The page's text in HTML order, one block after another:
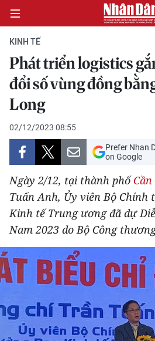
CHÍNH TRỊ
KINH TẾ
VĂN HÓA
XÃ HỘI
PHÁP LUẬT
DU LỊCH
THẾ GIỚI
THỂ THAO
GIÁO DỤC
Y TẾ
KINH TẾ
Phát triển logistics
đổi số vùng đồng
Long
02/12/2023 08:55
Prefer Nhan
on Google
Ngày 2/12, tại thành phố
Tuấn Anh, Ủy viên Bộ Chính
Kinh tế Trung ương đã dự
Nam 2023 do Bộ Công